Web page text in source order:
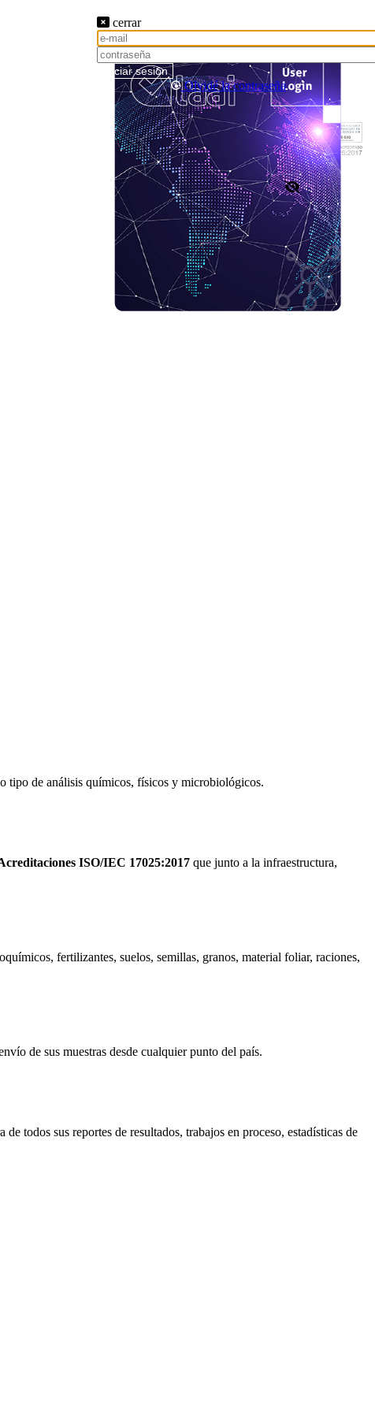
tipo de análisis químicos, físicos y microbiológicos.
ISO/IEC 17025:2017 que junto a la infraestructura,
fertilizantes, suelos, semillas, granos, material foliar, raciones,
de sus muestras desde cualquier punto del país.
todos sus reportes de resultados, trabajos en proceso, estadísticas de
cerrar
Iniciar sesión
Olvidé la contraseña